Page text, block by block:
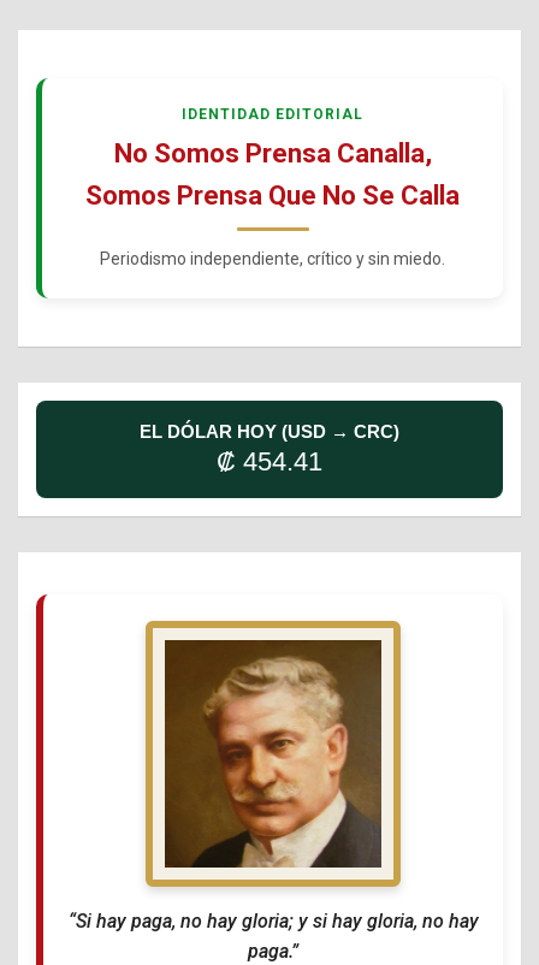
IDENTIDAD EDITORIAL
No Somos Prensa Canalla,
Somos Prensa Que No Se Calla
Periodismo independiente, crítico y sin miedo.
EL DÓLAR HOY (USD → CRC)
₡ 454.41
“Si hay paga, no hay gloria; y si hay gloria, no hay
paga.”